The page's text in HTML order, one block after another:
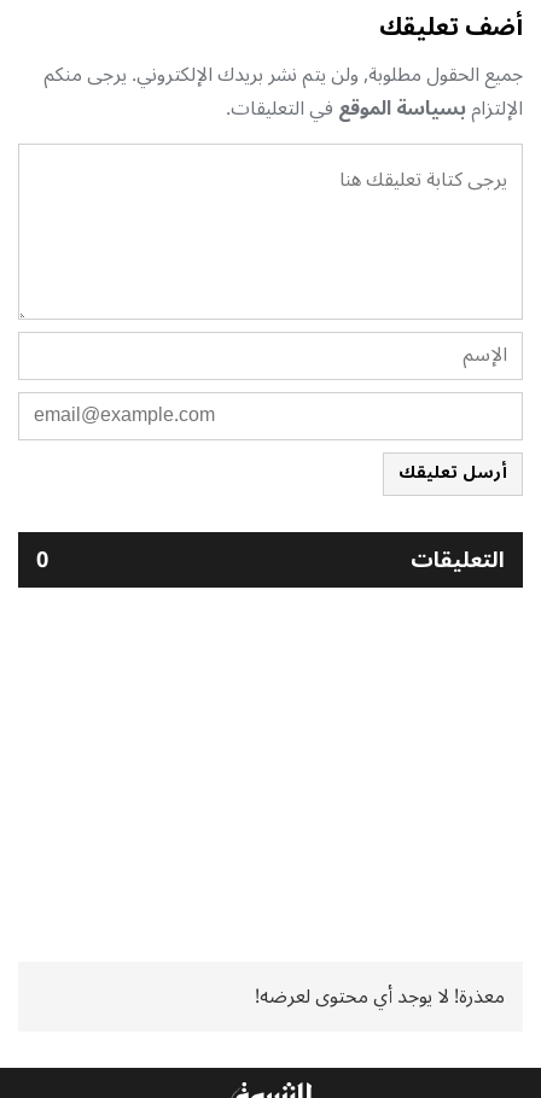
أضف تعليقك
جميع الحقول مطلوبة, ولن يتم نشر بريدك الإلكتروني. يرجى منكم
الإلتزامبسياسة الموقعفي التعليقات.
أرسل تعليقك
التعليقات 0
معذرة! لا يوجد أي محتوى لعرضه!